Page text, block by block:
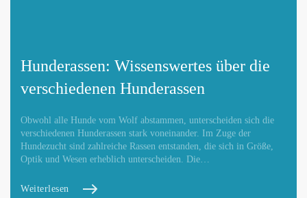
Hunderassen: Wissenswertes über die
verschiedenen Hunderassen
Obwohl alle Hunde vom Wolf abstammen, unterscheiden sich die
verschiedenen Hunderassen stark voneinander. Im Zuge der
Hundezucht sind zahlreiche Rassen entstanden, die sich in Größe,
Optik und Wesen erheblich unterscheiden. Die…
Weiterlesen